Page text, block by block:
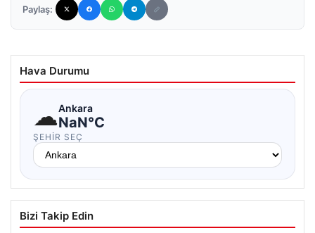
Paylaş:
Hava Durumu
☁Ankara
NaN°C
ŞEHIR SEÇ
Bizi Takip Edin